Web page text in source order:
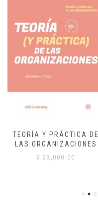
TEORÍA Y PRÁCTICA DE
LAS ORGANIZACIONES
$ 23,000.00